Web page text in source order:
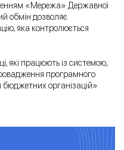
«Мережа» Державної
обмін дозволяє
яка контролюється
які працюють із системою,
програмного
організацій».